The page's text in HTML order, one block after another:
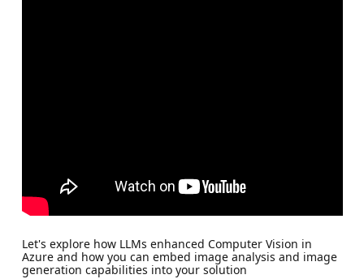
Let's explore how LLMs enhanced Computer Vision in
Azure and how you can embed image analysis and image
generation capabilities into your solution